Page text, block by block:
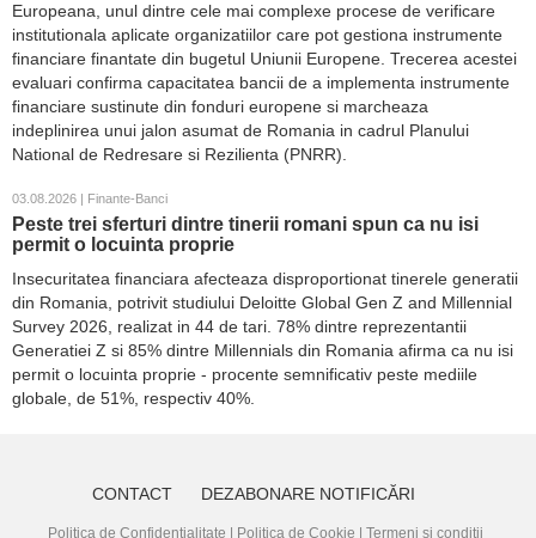
Europeana, unul dintre cele mai complexe procese de verificare
institutionala aplicate organizatiilor care pot gestiona instrumente
financiare finantate din bugetul Uniunii Europene. Trecerea acestei
evaluari confirma capacitatea bancii de a implementa instrumente
financiare sustinute din fonduri europene si marcheaza
indeplinirea unui jalon asumat de Romania in cadrul Planului
National de Redresare si Rezilienta (PNRR).
03.08.2026 | Finante-Banci
Peste trei sferturi dintre tinerii romani spun ca nu isi
permit o locuinta proprie
Insecuritatea financiara afecteaza disproportionat tinerele generatii
din Romania, potrivit studiului Deloitte Global Gen Z and Millennial
Survey 2026, realizat in 44 de tari. 78% dintre reprezentantii
Generatiei Z si 85% dintre Millennials din Romania afirma ca nu isi
permit o locuinta proprie - procente semnificativ peste mediile
globale, de 51%, respectiv 40%.
CONTACT DEZABONARE NOTIFICĂRI
Politica de Confidențialitate Politica de Cookie Termeni și condiții